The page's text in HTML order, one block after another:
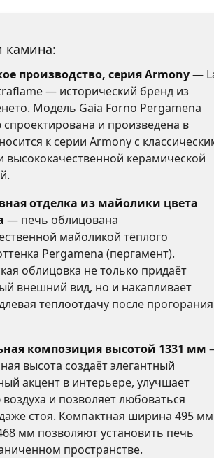
камина:
производство, серия Armony—
— исторический бренд из
Модель Gaia Forno Pergamena
и произведена в
к серии Armony с
высококачественной керамической
отделка из майолики цвета
— печь облицована
майоликой тёплого
Pergamena (пергамент).
облицовка не только придаёт
внешний вид, но и накапливает
теплоотдачу после прогорания
композиция высотой 1331 мм
высота создаёт элегантный
акцент в интерьере, улучшает
и позволяет любоваться
стоя. Компактная ширина 495 мм
мм позволяют установить печь
пространстве.